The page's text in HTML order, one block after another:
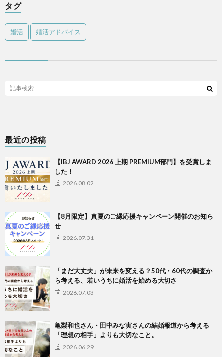
タグ
婚活 婚活アドバイス
最近の投稿
【IBJ AWARD 2026 上期 PREMIUM部門】を受賞しま
した！
2026.08.02
【8月限定】真夏のご縁応援キャンペーン開催のお知ら
せ
2026.07.31
「まだ大丈夫」が未来を変える？50代・60代の調査か
ら考える、若いうちに婚活を始める大切さ
2026.07.03
亀梨和也さん・田中みな実さんの結婚報道から考える
「理想の相手」よりも大切なこと。
2026.06.29